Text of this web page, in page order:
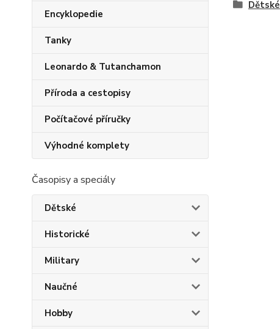
Encyklopedie
Tanky
Leonardo & Tutanchamon
Příroda a cestopisy
Počítačové příručky
Výhodné komplety
Časopisy a speciály
Dětské
Historické
Military
Naučné
Hobby
Dětské